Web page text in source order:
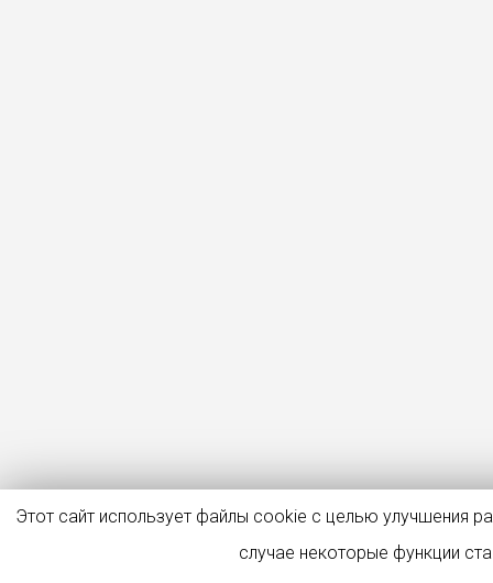
Этот сайт использует файлы cookie с целью улучшения
случае некоторые функции